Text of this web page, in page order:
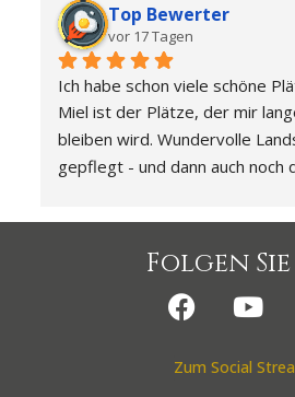
Top Bewerter
vor 17 Tagen
Ich habe schon viele schöne
Miel ist der Plätze, der mir
bleiben wird. Wundervolle
gepflegt - und dann auch noch
Folgen
Zum Social